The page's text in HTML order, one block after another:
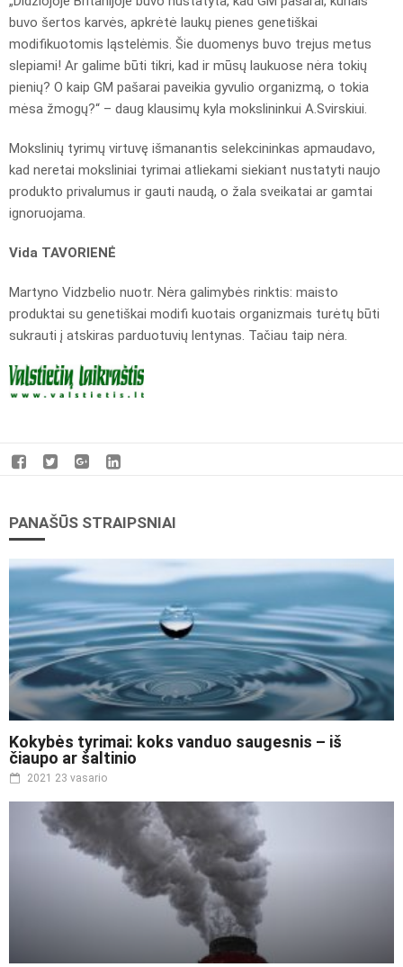
buvo šertos karvės, apkrėtė laukų pienes genetiškai
modifikuotomis ląstelėmis. Šie duomenys buvo trejus metus
slepiami! Ar galime būti tikri, kad ir mūsų laukuose nėra tokių
pienių? O kaip GM pašarai paveikia gyvulio organizmą, o tokia
mėsa žmogų?“ – daug klausimų kyla mokslininkui A.Svirskiui.
Mokslinių tyrimų virtuvę išmanantis selekcininkas apmaudavo,
kad neretai moksliniai tyrimai atliekami siekiant nustatyti naujo
produkto privalumus ir gauti naudą, o žala sveikatai ar gamtai
ignoruojama.
Vida TAVORIENĖ
Martyno Vidzbelio nuotr. Nėra galimybės rinktis: maisto
produktai su genetiškai modifi kuotais organizmais turėtų būti
sukrauti į atskiras parduotuvių lentynas. Tačiau taip nėra.
PANAŠŪS STRAIPSNIAI
Kokybės tyrimai: koks vanduo saugesnis – iš
čiaupo ar šaltinio
2021 23 vasario